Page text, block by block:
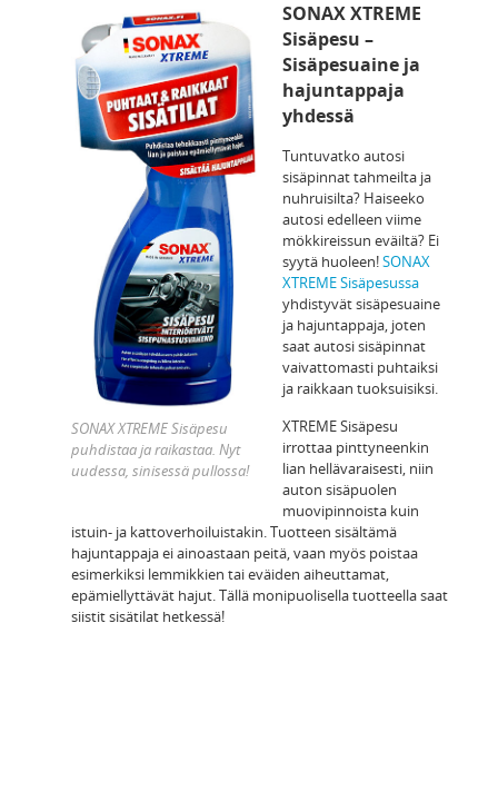
SONAX XTREME Sisäpesu
puhdistaa ja raikastaa. Nyt
uudessa, sinisessä pullossa!
SONAX XTREME
Sisäpesu –
Sisäpesuaine ja
hajuntappaja
yhdessä
Tuntuvatko autosi
sisäpinnat tahmeilta ja
nuhruisilta? Haiseeko
autosi edelleen viime
mökkireissun eväiltä? Ei
syytä huoleen!SONAX
XTREME Sisäpesussa
yhdistyvät sisäpesuaine
ja hajuntappaja, joten
saat autosi sisäpinnat
vaivattomasti puhtaiksi
ja raikkaan tuoksuisiksi.
XTREME Sisäpesu
irrottaa pinttyneenkin
lian hellävaraisesti, niin
auton sisäpuolen
muovipinnoista kuin
istuin- ja kattoverhoiluistakin. Tuotteen sisältämä
hajuntappaja ei ainoastaan peitä, vaan myös poistaa
esimerkiksi lemmikkien tai eväiden aiheuttamat,
epämiellyttävät hajut. Tällä monipuolisella tuotteella saat
siistit sisätilat hetkessä!